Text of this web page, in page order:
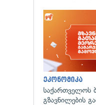
ეკონომიკა
საქართველოს
გზავნილების